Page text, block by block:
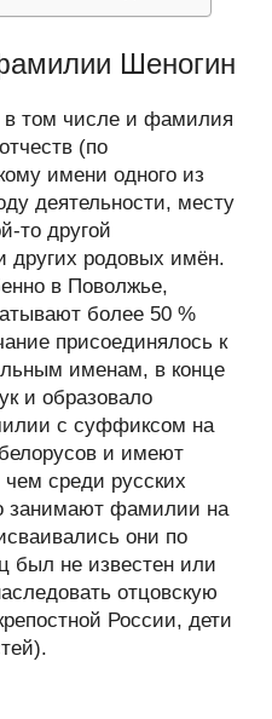
Шеногин
том числе и фамилия
(по
имени одного из
деятельности, месту
то другой
других родовых имён.
в Поволжье,
более 50 %
присоединялось к
именам, в конце
и образовало
с суффиксом на
и имеют
среди русских
занимают фамилии на
они по
был не известен или
отцовскую
России, дети